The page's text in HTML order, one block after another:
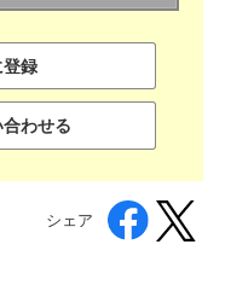
登録
わせる
シェア